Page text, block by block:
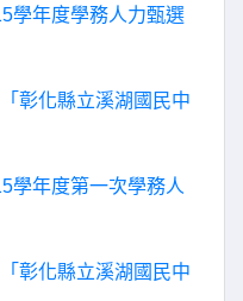
學年度學務人力甄選
彰化縣立溪湖國民中
學年度第一次學務人
彰化縣立溪湖國民中